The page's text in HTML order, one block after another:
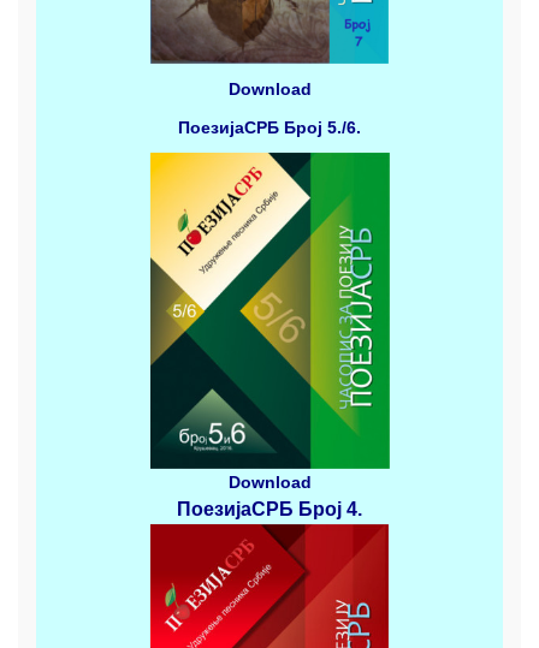
Download
ПоезијаСРБ Број 5./6.
Download
ПоезијаСРБ Број 4.